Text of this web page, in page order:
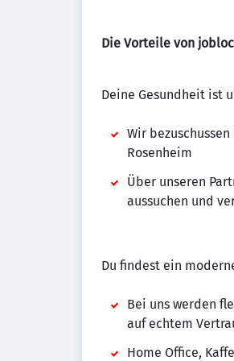
Die Vorteile von
Deine Gesundheit ist
Wir
Rosenheim
Über unseren
aussuchen und
Du findest ein
Bei uns werden
auf echtem
Home Office,